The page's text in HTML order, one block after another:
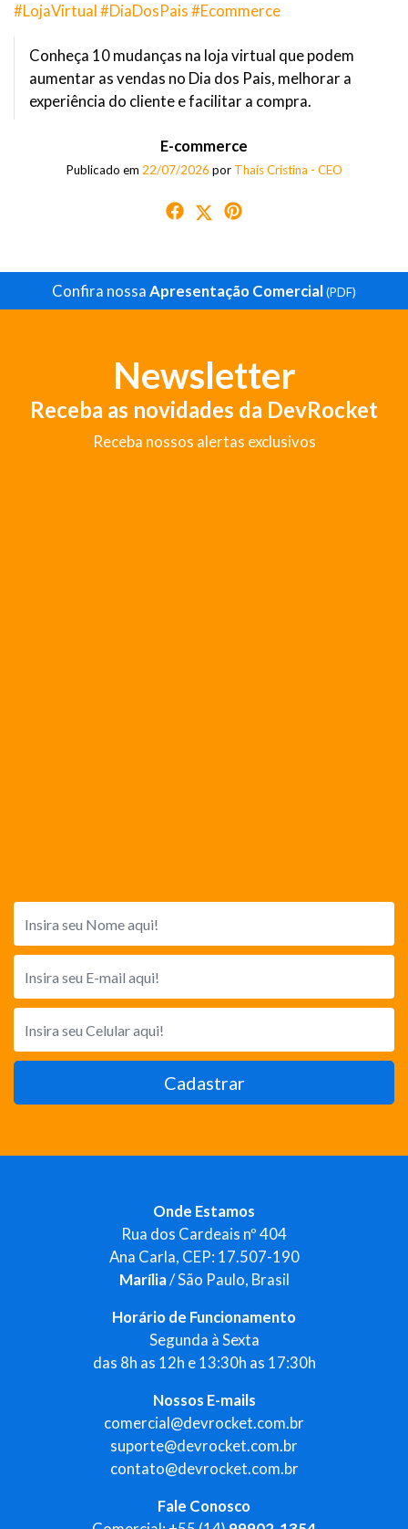
#LojaVirtual #DiaDosPais #Ecommerce
Conheça 10 mudanças na loja virtual que podem
aumentar as vendas no Dia dos Pais, melhorar a
experiência do cliente e facilitar a compra.
E-commerce
Publicado em 22/07/2026 por Thaís Cristina - CEO
Confira nossaApresentação Comercial(PDF)
Newsletter
Receba as novidades da DevRocket
Receba nossos alertas exclusivos
Cadastrar
Onde Estamos
Rua dos Cardeais nº 404
Ana Carla, CEP: 17.507-190
Marília/ São Paulo, Brasil
Horário de Funcionamento
Segunda à Sexta
das 8h as 12h e 13:30h as 17:30h
Nossos E-mails
comercial@devrocket.com.br
suporte@devrocket.com.br
contato@devrocket.com.br
Fale Conosco